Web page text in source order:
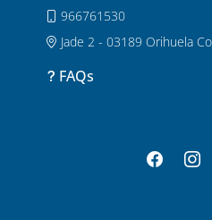
966761530
Jade 2 - 03189 Orihuela
FAQs